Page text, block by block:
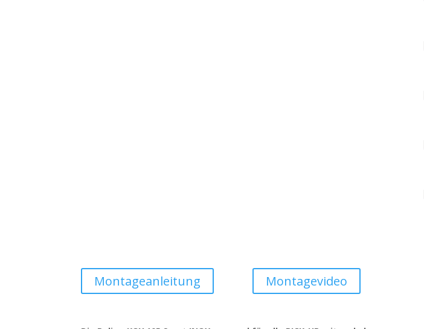
Montageanleitung Montagevideo